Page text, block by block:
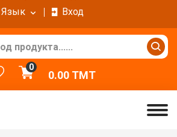
Язык
Вход
0
0.00TMT